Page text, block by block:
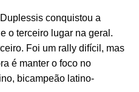
conquistou a
o terceiro lugar na geral.
Foi um rally difícil, mas
é manter o foco no
bicampeão latino-